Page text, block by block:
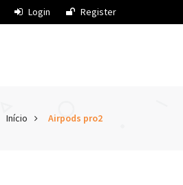
Login Register
Início Airpods pro2